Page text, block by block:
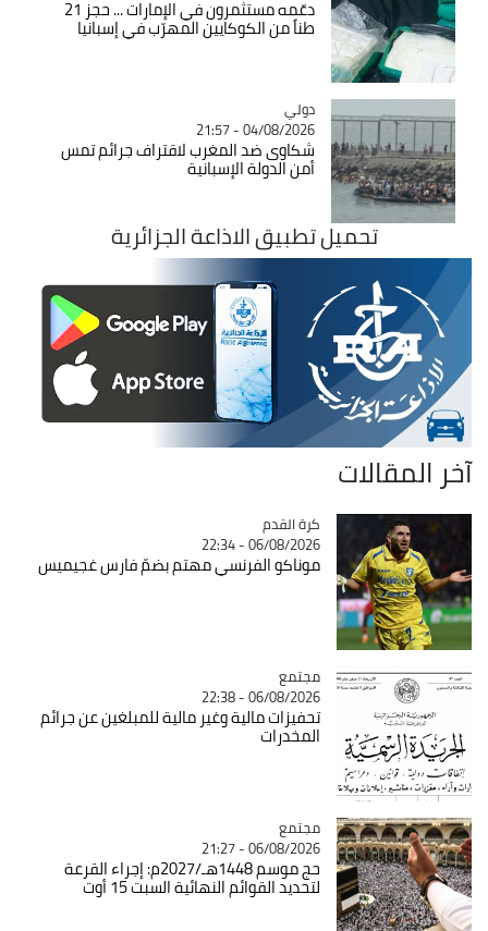
دعّمه مستثمرون في الإمارات ... حجز 21
طناً من الكوكايين المهرّب في إسبانيا
Catégorie
دولي
04/08/2026 - 21:57
شكاوى ضد المغرب لاقتراف جرائم تمس
أمن الدولة الإسبانية
تحميل تطبيق الاذاعة الجزائرية
آخر المقالات
Catégorie
كرة القدم
06/08/2026 - 22:34
موناكو الفرنسي مهتم بضمّ فارس غجيميس
Catégorie
مجتمع
06/08/2026 - 22:38
تحفيزات مالية وغير مالية للمبلغين عن جرائم
المخدرات
Catégorie
مجتمع
06/08/2026 - 21:27
حج موسم 1448هـ/2027م: إجراء القرعة
لتحديد القوائم النهائية السبت 15 أوت